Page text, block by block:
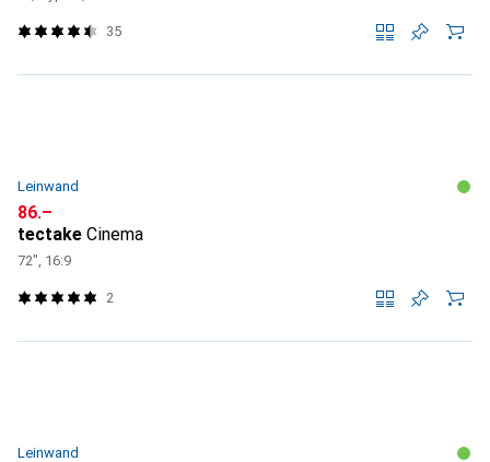
35
Leinwand
CHF
86.–
tectake Cinema
72", 16:9
2
Leinwand